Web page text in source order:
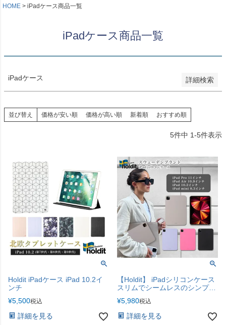
HOME iPadケース商品一覧
iPadケース商品一覧
iPadケース 詳細検索
価格が高い順
キーワードヒット順
検索
並び替え 価格が安い順 価格が高い順 新着順 おすすめ順
5件中 1-5件表示
Holdit iPadケース iPad 10.2イ
ンチ
¥5,500税込
詳細を見る
【Holdit】 iPadシリコンケース
スリムでシームレスのシンプル
そろいカラー】
¥5,980税込
詳細を見る